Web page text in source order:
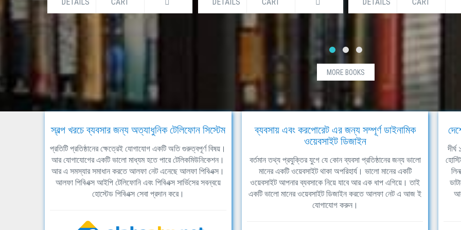
MORE BOOKS
স্বল্প খরচে ব্যবসার জন্য অত্যাধুনিক টেলিফোন সিস্টেম
প্রতিটি প্রতিষ্ঠানের ক্ষেত্রেই যোগাযোগ একটি অতি গুরুত্বপূর্ণ বিষয়।
আর যোগাযোগের একটি ভালো মাধ্যম হতে পারে টেলিকমিউনিকেশন।
আর এ সমস্যার সমাধান করতে আলফা নেট এনেছে আলফা পিবিএক্স।
আলফা পিবিএক্স আইপি টেলিফোনি এবং পিবিএক্স সার্ভিসের সবন্বয়ে
হোস্টেড পিবিএক্স সেবা প্রদান করে।
ব্যবসায় এবং করপোরেট এর জন্য সম্পূর্ণ ডাইনামিক
ওয়েবসাইট ডিজাইন
বর্তমান তথ্য প্রযুক্তির যুগে যে কোন ব্যবসা প্রতিষ্ঠানের জন্য ভালো
মানের একটি ওয়েবসাইট থাকা অপরিহার্য। ভালো মানের একটি
ওয়েবসাইট আপনার ব্যবসাকে নিয়ে যাবে আর এক ধাপ এগিয়ে। তাই
একটি ভালো মানের ওয়েবসাইট ডিজাইন করতে আলফা নেট এ আজ ই
যোগাযোগ করুন।